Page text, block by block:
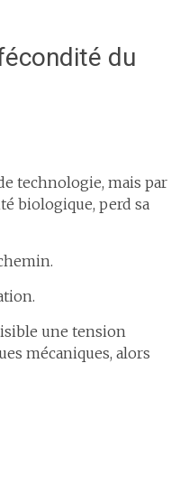
du
technologie, mais par
biologique, perd sa
une tension
mécaniques, alors